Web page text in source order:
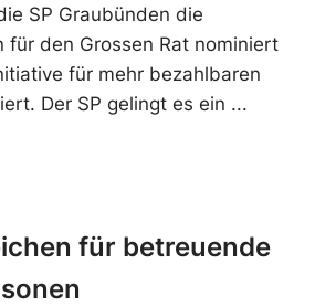
SP Graubünden die
für den Grossen Rat nominiert
für mehr bezahlbaren
Der SP gelingt es ein
für betreuende